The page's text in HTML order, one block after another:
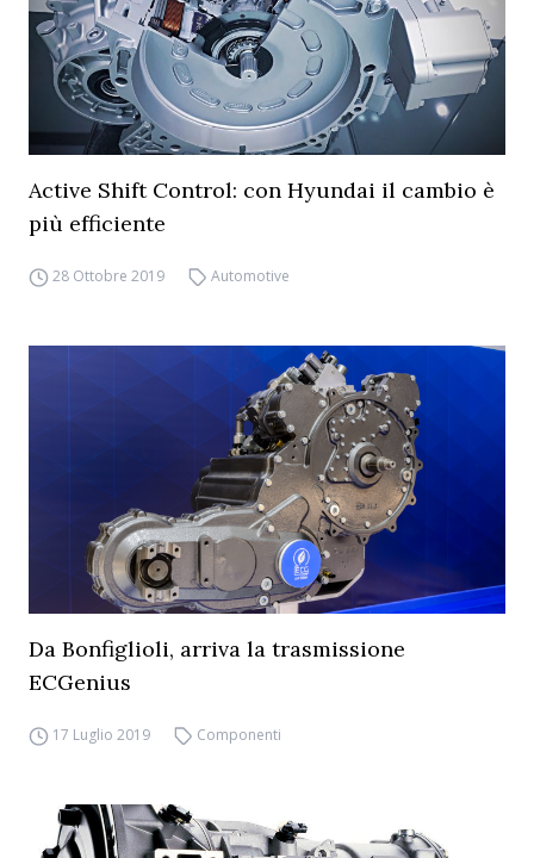
Active Shift Control: con Hyundai il cambio è
più efficiente
28 Ottobre 2019 Automotive
Da Bonfiglioli, arriva la trasmissione
ECGenius
17 Luglio 2019 Componenti